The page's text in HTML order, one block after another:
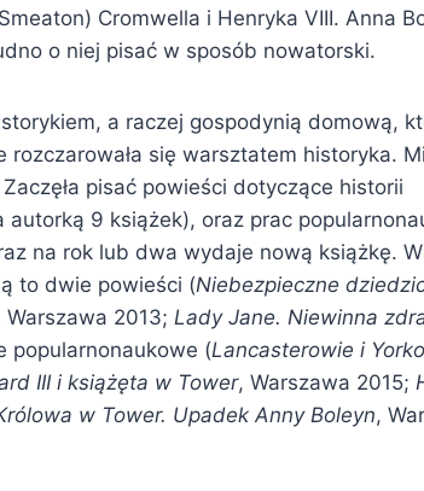
Cromwella i Henryka VIII. Anna
o niej pisać w sposób nowatorski.
a raczej gospodynią domową,
się warsztatem historyka.
pisać powieści dotyczące historii
9 książek), oraz prac
na rok lub dwa wydaje nową książkę.
to dwie powieści (Niebezpieczne
Warszawa 2013; Lady Jane. Niewinna
popularnonaukowe (Lancasterowie i
III i książęta w Tower, Warszawa 2015;
w Tower. Upadek Anny Boleyn,